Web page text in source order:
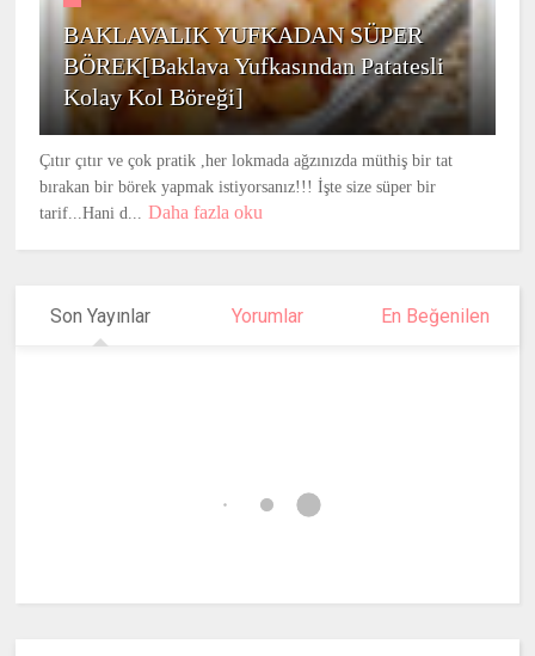
BAKLAVALIK YUFKADAN SÜPER
BÖREK[Baklava Yufkasından Patatesli
Kolay Kol Böreği]
Çıtır çıtır ve çok pratik ,her lokmada ağzınızda müthiş bir tat
bırakan bir börek yapmak istiyorsanız!!! İşte size süper bir
tarif...Hani d...
Daha fazla oku
Son Yayınlar Yorumlar En Beğenilen